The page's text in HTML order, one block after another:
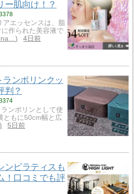
ー肌向け！？
アエッセンスは、脂
作られた美容液で
4日前
ンポリンクッ
判？
ンポリンとして使
ともに50cm幅と広
5日前
ンピラティスも
！口コミでも評